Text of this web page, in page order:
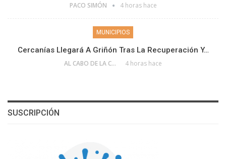
PACO SIMÓN 4 horas hace
MUNICIPIOS
Cercanías Llegará A Griñón Tras La Recuperación Y…
AL CABO DE LA CALLE 4 horas hace
SUSCRIPCIÓN